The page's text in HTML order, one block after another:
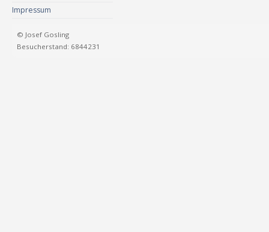
Impressum
© Josef Gosling
Besucherstand: 6844231